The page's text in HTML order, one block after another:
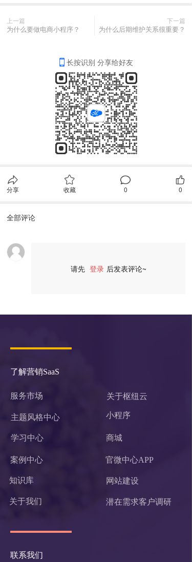
上一篇
为什么要做电商小程序？
下一篇
为什么后期维护关系很重要？
长按识别 分享给好友
分享 收藏 0 0
全部评论
请先 登录 后发表评论~
了解营销SaaS
关于枢纽云
服务市场
主题风格中心 小程序
学习中心 商城
联系我们
案例中心 官微中心APP
知识库 网站建设
关于我们 潜在需求客户调研